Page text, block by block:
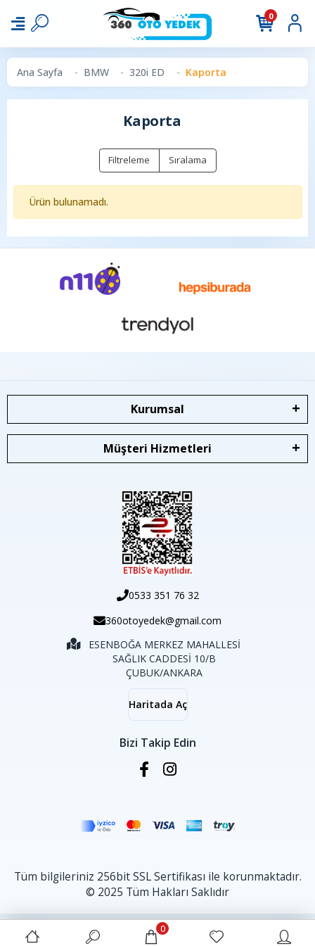
0
Ana Sayfa BMW 320i ED Kaporta
Kaporta
Filtreleme Sıralama
Ürün bulunamadı.
Kurumsal
Müşteri Hizmetleri
0533 351 76 32
360otoyedek@gmail.com
ESENBOĞA MERKEZ MAHALLESİ
SAĞLIK CADDESİ 10/B
ÇUBUK/ANKARA
Haritada Aç
Bizi Takip Edin
Tüm bilgileriniz 256bit SSL Sertifikası ile korunmaktadır.
© 2025 Tüm Hakları Saklıdır
0